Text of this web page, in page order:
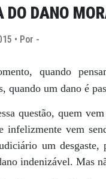
DO DANO
• Por -
quando
quando um dano é
questão, quem
vem
um
indenizável. Mas